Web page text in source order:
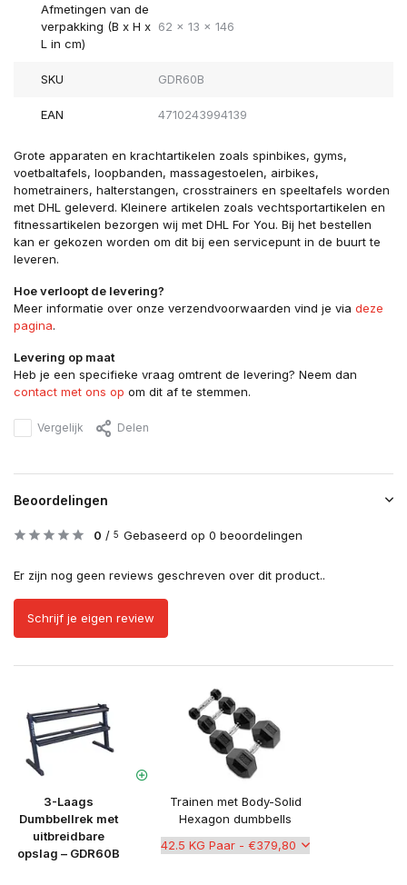
Afmetingen van de
verpakking (B x H x
L in cm)
62 x 13 x 146
SKU GDR60B
EAN 4710243994139
Grote apparaten en krachtartikelen zoals spinbikes, gyms,
voetbaltafels, loopbanden, massagestoelen, airbikes,
hometrainers, halterstangen, crosstrainers en speeltafels worden
met DHL geleverd. Kleinere artikelen zoals vechtsportartikelen en
fitnessartikelen bezorgen wij met DHL For You. Bij het bestellen
kan er gekozen worden om dit bij een servicepunt in de buurt te
leveren.
Hoe verloopt de levering?
Meer informatie over onze verzendvoorwaarden vind je via deze
pagina.
Levering op maat
Heb je een specifieke vraag omtrent de levering? Neem dan
contact met ons op om dit af te stemmen.
Vergelijk Delen
Beoordelingen
0 / 5 Gebaseerd op 0 beoordelingen
Er zijn nog geen reviews geschreven over dit product..
Schrijf je eigen review
3-Laags
Dumbbellrek met
uitbreidbare
opslag – GDR60B
Trainen met Body-Solid
Hexagon dumbbells